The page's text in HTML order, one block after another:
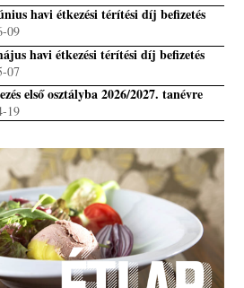
havi étkezési térítési díj befizetés
09
havi étkezési térítési díj befizetés
07
első osztályba 2026/2027. tanévre
19